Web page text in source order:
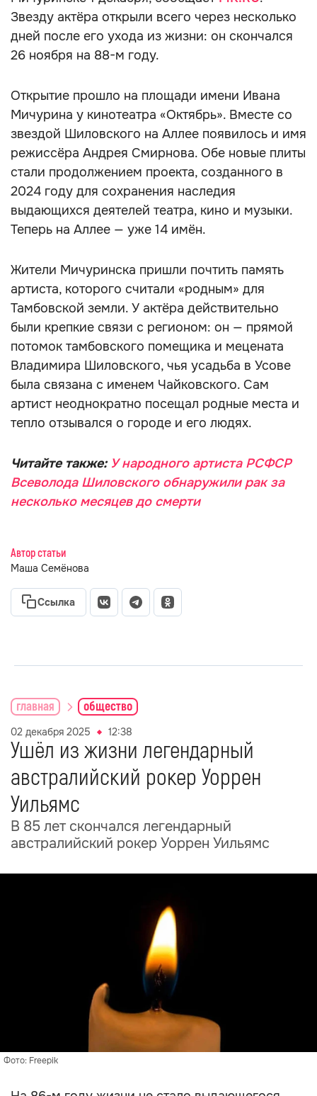
Звезду актёра открыли всего через несколько
дней после его ухода из жизни: он скончался
26 ноября на 88-м году.
Открытие прошло на площади имени Ивана
Мичурина у кинотеатра «Октябрь». Вместе со
звездой Шиловского на Аллее появилось и имя
режиссёра Андрея Смирнова. Обе новые плиты
стали продолжением проекта, созданного в
2024 году для сохранения наследия
выдающихся деятелей театра, кино и музыки.
Теперь на Аллее — уже 14 имён.
Жители Мичуринска пришли почтить память
артиста, которого считали «родным» для
Тамбовской земли. У актёра действительно
были крепкие связи с регионом: он — прямой
потомок тамбовского помещика и мецената
Владимира Шиловского, чья усадьба в Усове
была связана с именем Чайковского. Сам
артист неоднократно посещал родные места и
тепло отзывался о городе и его людях.
Читайте также: У народного артиста РСФСР
Всеволода Шиловского обнаружили рак за
несколько месяцев до смерти
Автор статьи
Маша Семёнова
Ссылка
главная общество
02 декабря 2025 12:38
Ушёл из жизни легендарный
австралийский рокер Уоррен
Уильямс
В 85 лет скончался легендарный
австралийский рокер Уоррен Уильямс
Фото: Freepik